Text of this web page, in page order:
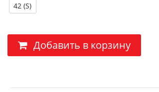
42 (S)
Добавить в корзину